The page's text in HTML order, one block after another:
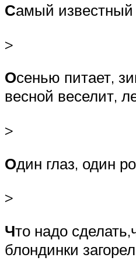
Самый известный
>
Осенью питает,
весной веселит,
>
Один глаз, один
>
Что надо
блондинки